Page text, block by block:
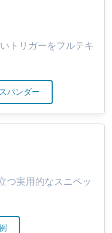
トリガーをフルテキ
パンダー
つ実用的なスニペッ